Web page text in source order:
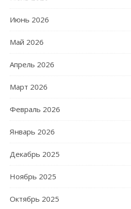
Июнь 2026
Май 2026
Апрель 2026
Март 2026
Февраль 2026
Январь 2026
Декабрь 2025
Ноябрь 2025
Октябрь 2025